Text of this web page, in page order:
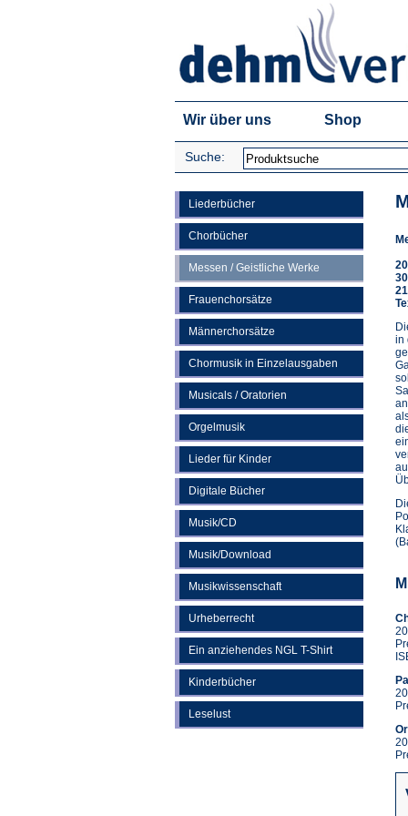
Wir über uns Shop
Suche:
Liederbücher
Chorbücher
Messen / Geistliche Werke
Frauenchorsätze
Männerchorsätze
Chormusik in Einzelausgaben
Musicals / Oratorien
Orgelmusik
Lieder für Kinder
Digitale Bücher
Musik/CD
Musik/Download
Musikwissenschaft
Urheberrecht
Ein anziehendes NGL T-Shirt
Kinderbücher
Leselust
in